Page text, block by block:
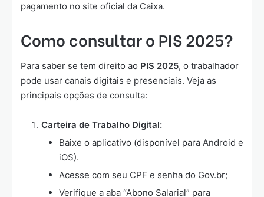
pagamento no site oficial da Caixa.
Como consultar o PIS 2025?
Para saber se tem direito ao PIS 2025, o trabalhador
pode usar canais digitais e presenciais. Veja as
principais opções de consulta:
Carteira de Trabalho Digital:
Baixe o aplicativo (disponível para Android e
iOS).
Acesse com seu CPF e senha do Gov.br;
Verifique a aba “Abono Salarial” para